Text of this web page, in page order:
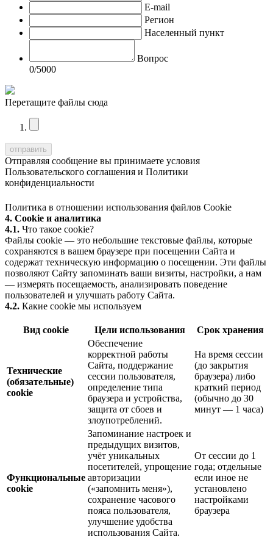
E-mail
Регион
Населенный пункт
Вопрос
0/5000
Перетащите файлы сюда
Отправляя сообщение вы принимаете условия
Пользовательского соглашения и Политики
конфиденциальности
Политика в отношении использования файлов Cookie
4. Cookie и аналитика
4.1. Что такое cookie?
Файлы cookie — это небольшие текстовые файлы, которые
сохраняются в вашем браузере при посещении Сайта и
содержат техническую информацию о посещении. Эти файлы
позволяют Сайту запоминать ваши визиты, настройки, а нам
— измерять посещаемость, анализировать поведение
пользователей и улучшать работу Сайта.
4.2. Какие cookie мы используем
Вид cookie Цели использования Срок хранения
Технические
(обязательные)
cookie
Обеспечение
корректной работы
Сайта, поддержание
сессии пользователя,
определение типа
браузера и устройства,
защита от сбоев и
злоупотреблений.
На время сессии
(до закрытия
браузера) либо
краткий период
(обычно до 30
минут — 1 часа)
Функциональные
cookie
Запоминание настроек и
предыдущих визитов,
учёт уникальных
посетителей, упрощение
авторизации
(«запомнить меня»),
сохранение часового
пояса пользователя,
улучшение удобства
использования Сайта.
От сессии до 1
года; отдельные
если иное не
установлено
настройками
браузера